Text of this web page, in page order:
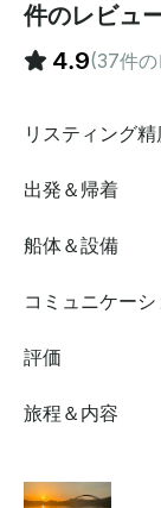
縦するライセン
う必要があります - 。弊社は 8.25% の売上税
行しています
Getmyboatか
ーをリクエス
- 予約を確定す
件のレビュ
4.9(37件
リスティング精
出発＆帰着
船体＆設備
コミュニケーシ
評価
旅程＆内容